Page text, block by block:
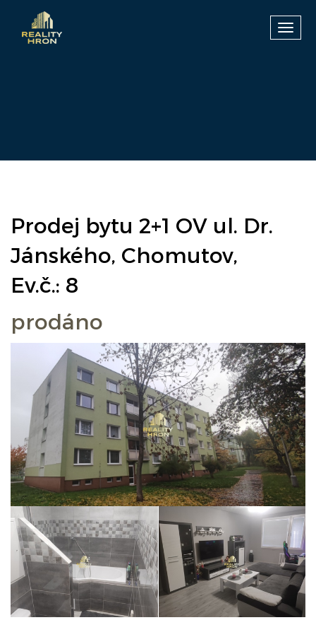
Prodej bytu 2+1 OV ul. Dr.
Jánského, Chomutov,
Ev.č.: 8
prodáno